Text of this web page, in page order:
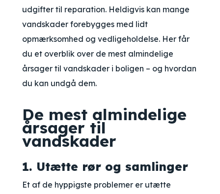
udgifter til reparation. Heldigvis kan mange
vandskader forebygges med lidt
opmærksomhed og vedligeholdelse. Her får
du et overblik over de mest almindelige
årsager til vandskader i boligen – og hvordan
du kan undgå dem.
De mest almindelige
årsager til
vandskader
1. Utætte rør og samlinger
Et af de hyppigste problemer er utætte